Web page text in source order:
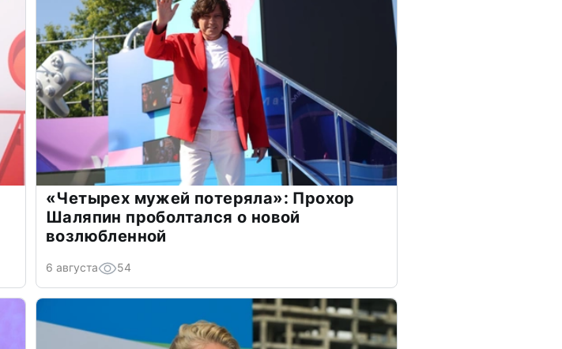
«Четырех мужей потеряла»: Прохор
Шаляпин проболтался о новой
возлюбленной
6 августа 54